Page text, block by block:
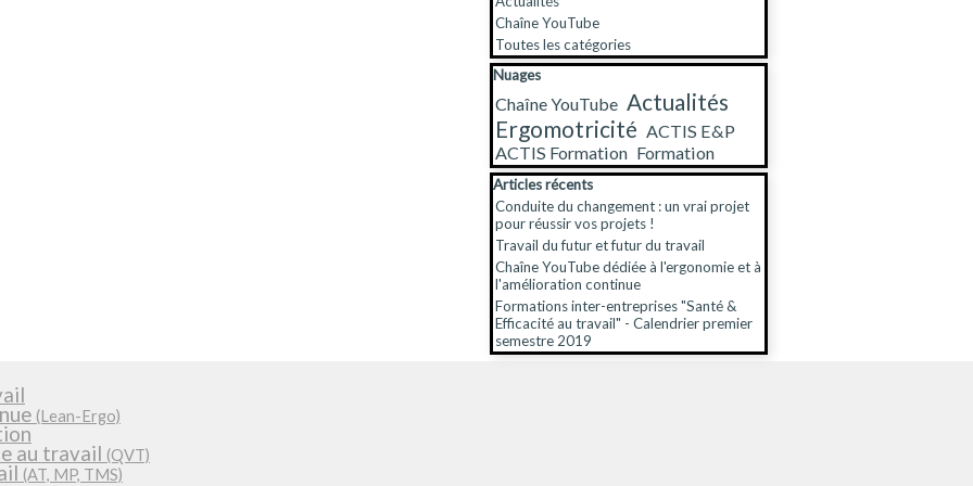
Chaîne YouTube
Toutes les catégories
Sauter le bloc Nuages
Nuages
Chaîne YouTube Actualités
Ergomotricité ACTIS E&P
ACTIS Formation Formation
Sauter le bloc Articles récents
Articles récents
Conduite du changement : un vrai projet
pour réussir vos projets !
Travail du futur et futur du travail
Chaîne YouTube dédiée à l'ergonomie et à
l'amélioration continue
Formations inter-entreprises "Santé &
Efficacité au travail" - Calendrier premier
semestre 2019
(Lean-Ergo)
au travail (QVT)
(AT, MP, TMS)